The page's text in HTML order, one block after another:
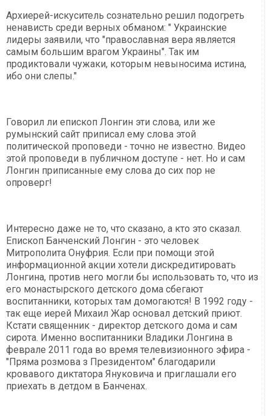
Архиерей-искуситель сознательно решил подогреть
ненависть среди верных обманом: " Украинские
лидеры заявили, что "православная вера является
самым большим врагом Украины". Так им
продиктовали чужаки, которым невыносима истина,
ибо они слепы."
Говорил ли епископ Лонгин эти слова, или же
румынский сайт приписал ему слова этой
политической проповеди - точно не известно. Видео
этой проповеди в публичном доступе - нет. Но и сам
Лонгин приписанные ему слова до сих пор не
опроверг!
Интересно даже не то, что сказано, а кто это сказал.
Епископ Банченский Лонгин - это человек
Митрополита Онуфрия. Если при помощи этой
информационной акции хотели дискредитировать
Лонгина, против него могли бы использовать то, что из
его монастырского детского дома сбегают
воспитанники, которых там домогаются! В 1992 году -
так еще иерей Михаил Жар основал детский приют.
Кстати священник - директор детского дома и сам
сирота. Именно воспитанники Владики Лонгина в
феврале 2011 года во время телевизионного эфира -
"Пряма розмова з Президентом" благодарили
кровавого диктатора Януковича и приглашали его
приехать в детдом в Банченах.